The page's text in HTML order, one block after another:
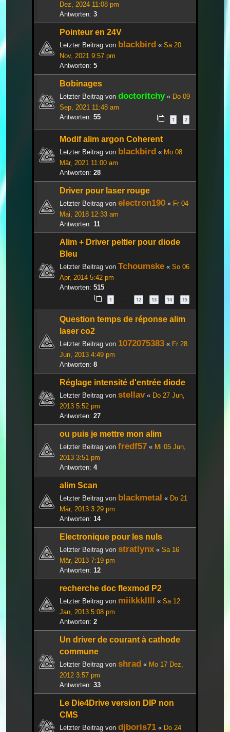
Dez, 2024 11:08 pm
Antworten: 3
Pointeur en 24V
Letzter Beitrag von blackbird « Sa 20
Nov, 2021 9:57 pm
Antworten: 5
Bobinages
Letzter Beitrag von doctoritchy« Do 09
Sep, 2021 11:48 am
Antworten: 55 1 2
Modif alim argon Coherent
Letzter Beitrag von blackbird « Mo 08
Mär, 2021 11:00 am
Antworten: 28
Driver pour laser rouge
Letzter Beitrag von electron190 « Fr 04
Mai, 2018 12:33 am
Antworten: 11
Alim + Driver peltier pour diode
Bleu
Letzter Beitrag von Tchoumske « So 06
Apr, 2014 5:42 pm
Antworten: 515
1 … 12 13 14 15
Question temps de réponse alim
laser co2
Letzter Beitrag von 1072075383 « Fr 28
Jun, 2013 4:49 pm
Antworten: 8
Réglage intensité d'entrée diode
Letzter Beitrag von stellav« Do 27 Jun,
2013 5:52 pm
Antworten: 27
ou puis je mettre mon alim
Letzter Beitrag von fredf57 « Mi 05 Jun,
2013 3:51 pm
Antworten: 4
alim Scan
Letzter Beitrag von blackmetal « Do 21
Mär, 2013 3:29 pm
Antworten: 14
Electronique pour les nuls
Letzter Beitrag von stratlynx « Sa 16
Mär, 2013 7:19 pm
Antworten: 12
recherche doc flexmod P2
Letzter Beitrag von miikkkllll « Sa 12
Jan, 2013 5:08 pm
Antworten: 2
Un driver de courant à cathode
commune
Letzter Beitrag von shrad « Mo 17 Dez,
2012 3:57 pm
Antworten: 33
Le Die4Drive version DIP non
CMS
Letzter Beitrag von djboris71 « Do 24